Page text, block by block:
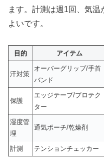
ます。計測は週1回、気
よいです。
目的 アイテム
汗対策
オーバーグリップ/手首
バンド
保護
エッジテープ/プロテク
ター
湿度管
理
通気ポーチ/乾燥剤
計測 テンションチェッカー